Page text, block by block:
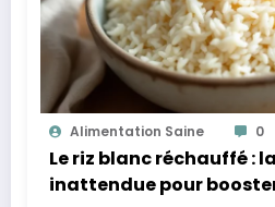
Alimentation Saine 0
Le riz blanc réchauffé :
inattendue pour